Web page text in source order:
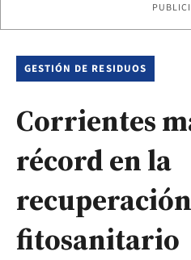
GESTIÓN DE RESIDUOS
Corrientes
récord en la
fitosanitario